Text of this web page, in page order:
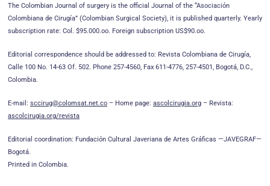
The Colombian Journal of surgery is the official Journal of the “Asociación
Colombiana de Cirugía” (Colombian Surgical Society), it is published quarterly. Yearly
subscription rate: Col. $95.000.oo. Foreign subscription US$90.oo.
Editorial correspondence should be addressed to: Revista Colombiana de Cirugía,
Calle 100 No. 14-63 Of. 502. Phone 257-4560, Fax 611-4776, 257-4501, Bogotá, D.C.,
Colombia.
E-mail: sccirug@colomsat.net.co – Home page: ascolcirugia.org – Revista:
ascolcirugia.org/revista
Editorial coordination: Fundación Cultural Javeriana de Artes Gráficas —JAVEGRAF—
Bogotá.
Printed in Colombia.